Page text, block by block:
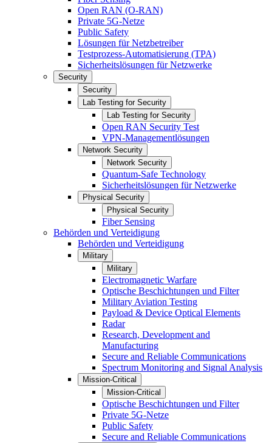
Open RAN (O-RAN)
Private 5G-Netze
Public Safety
Lösungen für Netzbetreiber
Testprozess-Automatisierung (TPA)
Sicherheitslösungen für Netzwerke
Security
Security
Lab Testing for Security
Lab Testing for Security
Open RAN Security Test
VPN-Managementlösungen
Network Security
Network Security
Quantum-Safe Technology
Sicherheitslösungen für Netzwerke
Physical Security
Physical Security
Fiber Sensing
Behörden und Verteidigung
Behörden und Verteidigung
Military
Military
Electromagnetic Warfare
Optische Beschichtungen und Filter
Military Aviation Testing
Payload & Device Optical Elements
Radar
Research, Development and
Manufacturing
Secure and Reliable Communications
Spectrum Monitoring and Signal Analysis
Mission-Critical
Mission-Critical
Optische Beschichtungen und Filter
Private 5G-Netze
Public Safety
Secure and Reliable Communications